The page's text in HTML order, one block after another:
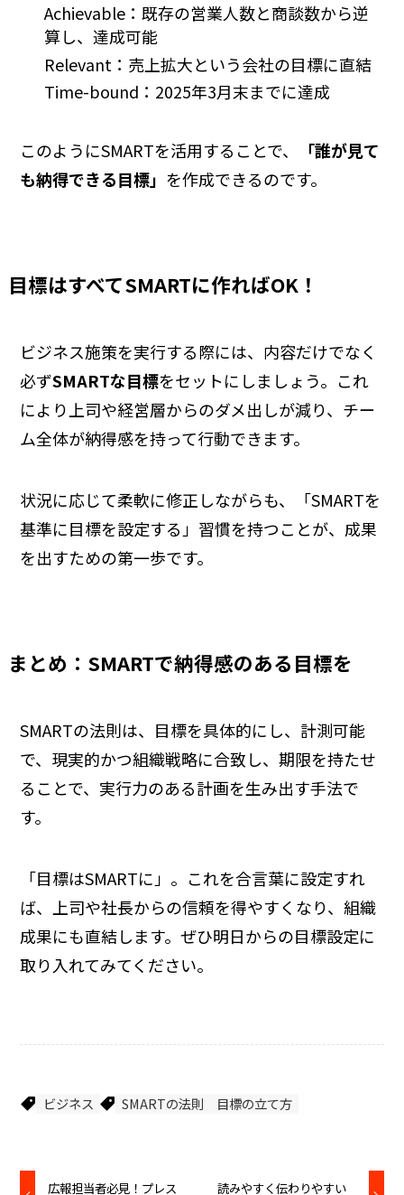
Achievable：既存の営業人数と商談数から逆
算し、達成可能
Relevant：売上拡大という会社の目標に直結
Time-bound：2025年3月末までに達成
このようにSMARTを活用することで、
「誰が見て
も納得できる目標」 を作成できるのです。
目標はすべてSMARTに作ればOK！
ビジネス施策を実行する際には、内容だけでなく
必ずSMARTな目標をセットにしましょう。これ
により上司や経営層からのダメ出しが減り、チー
ム全体が納得感を持って行動できます。
状況に応じて柔軟に修正しながらも、「SMARTを
基準に目標を設定する」習慣を持つことが、成果
を出すための第一歩です。
まとめ：SMARTで納得感のある目標を
SMARTの法則は、目標を具体的にし、計測可能
で、現実的かつ組織戦略に合致し、期限を持たせ
ることで、実行力のある計画を生み出す手法で
す。
「目標はSMARTに」。これを合言葉に設定すれ
ば、上司や社長からの信頼を得やすくなり、組織
成果にも直結します。ぜひ明日からの目標設定に
取り入れてみてください。
ビジネス SMARTの法則 目標の立て方
広報担当者必見！プレス
読みやすく伝わりやすい